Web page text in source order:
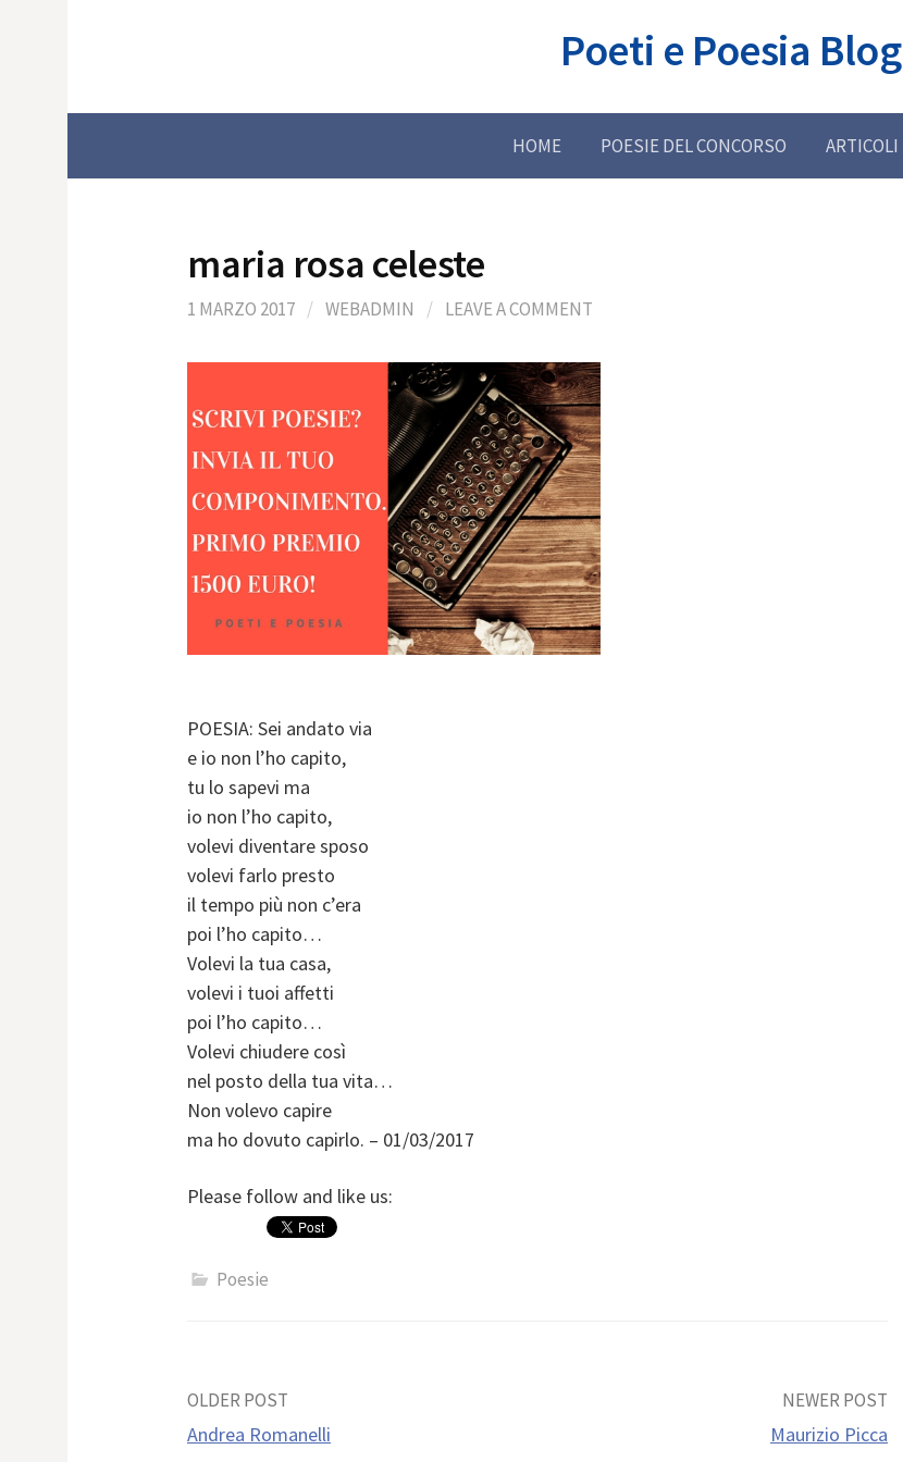
Poeti e Poesia Blog
HOME POESIE DEL CONCORSO ARTICOLI
maria rosa celeste
1 MARZO 2017 / WEBADMIN / LEAVE A COMMENT
POESIA: Sei andato via
e io non l’ho capito,
tu lo sapevi ma
io non l’ho capito,
volevi diventare sposo
volevi farlo presto
il tempo più non c’era
poi l’ho capito…
Volevi la tua casa,
volevi i tuoi affetti
poi l’ho capito…
Volevi chiudere così
nel posto della tua vita…
Non volevo capire
ma ho dovuto capirlo. – 01/03/2017
Please follow and like us:
Poesie
Post
OLDER POST
Andrea Romanelli
NEWER POST
Maurizio Picca